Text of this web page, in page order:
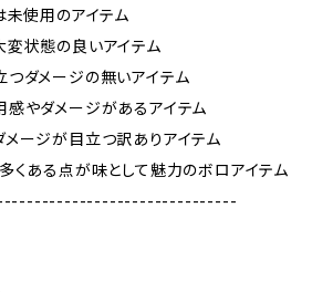
未使用のアイテム
状態の良いアイテム
ダメージの無いアイテム
やダメージがあるアイテム
ージが目立つ訳ありアイテム
くある点が味として魅力のボロアイテム